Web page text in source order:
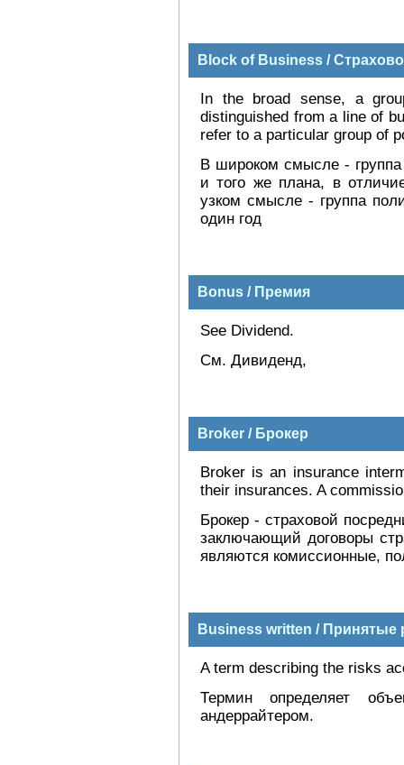
Block of Business /
In the broad sense, a
distinguished from a line of
refer to a particular group of
В широком смысле -
и того же плана, в
узком смысле - группа
один год
Bonus / Премия
See Dividend.
См. Дивиденд,
Broker / Брокер
Broker is an insurance
their insurances. A
Брокер - страховой
заключающий договоры
являются комиссионные,
Business written / Принятые
A term describing the risks
Термин определяет
андеррайтером.